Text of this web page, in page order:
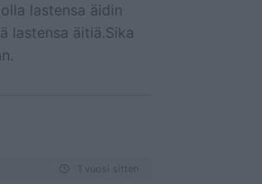
lastensa äidin
lastensa äitiä.Sika